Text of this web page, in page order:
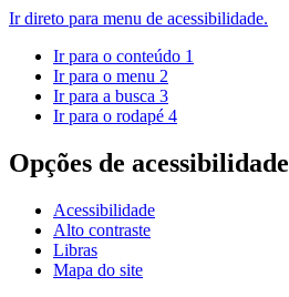
Ir direto para menu de acessibilidade.
Ir para o conteúdo 1
Ir para o menu 2
Ir para a busca 3
Ir para o rodapé 4
Opções de acessibilidade
Acessibilidade
Alto contraste
Libras
Mapa do site